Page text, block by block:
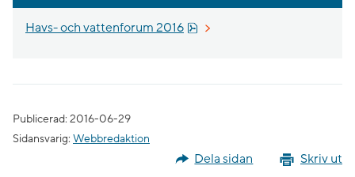
Havs- och vattenforum 2016 Pdf, 6 MB, öppnas i nytt
Publicerad: 2016-06-29
Sidansvarig: Webbredaktion
Skriv ut
Dela sidan